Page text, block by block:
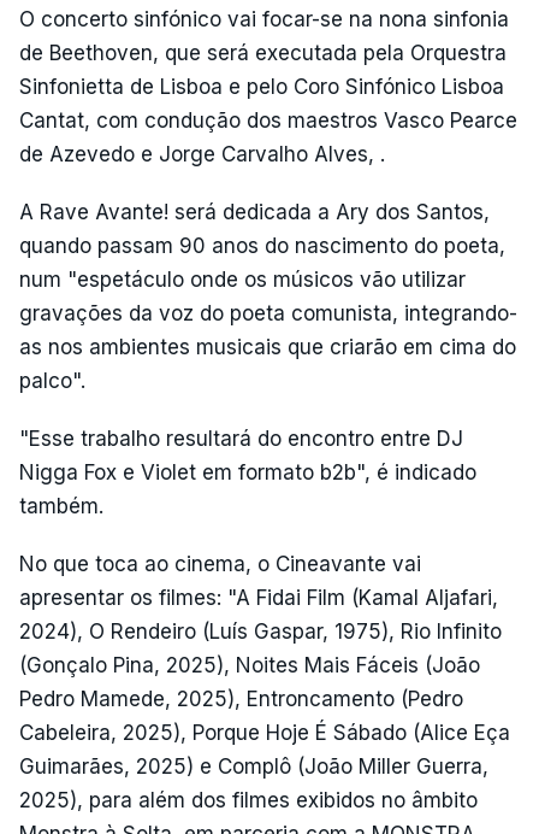
O concerto sinfónico vai focar-se na nona sinfonia
de Beethoven, que será executada pela Orquestra
Sinfonietta de Lisboa e pelo Coro Sinfónico Lisboa
Cantat, com condução dos maestros Vasco Pearce
de Azevedo e Jorge Carvalho Alves, .
A Rave Avante! será dedicada a Ary dos Santos,
quando passam 90 anos do nascimento do poeta,
num "espetáculo onde os músicos vão utilizar
gravações da voz do poeta comunista, integrando-
as nos ambientes musicais que criarão em cima do
palco".
"Esse trabalho resultará do encontro entre DJ
Nigga Fox e Violet em formato b2b", é indicado
também.
No que toca ao cinema, o Cineavante vai
apresentar os filmes: "A Fidai Film (Kamal Aljafari,
2024), O Rendeiro (Luís Gaspar, 1975), Rio Infinito
(Gonçalo Pina, 2025), Noites Mais Fáceis (João
Pedro Mamede, 2025), Entroncamento (Pedro
Cabeleira, 2025), Porque Hoje É Sábado (Alice Eça
Guimarães, 2025) e Complô (João Miller Guerra,
2025), para além dos filmes exibidos no âmbito